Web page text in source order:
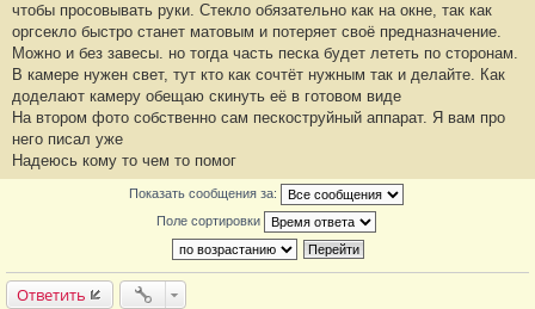
чтобы просовывать руки. Стекло обязательно как на окне, так как
оргсекло быстро станет матовым и потеряет своё предназначение.
Можно и без завесы. но тогда часть песка будет лететь по сторонам.
В камере нужен свет, тут кто как сочтёт нужным так и делайте. Как
доделают камеру обещаю скинуть её в готовом виде
На втором фото собственно сам пескоструйный аппарат. Я вам про
него писал уже
Надеюсь кому то чем то помог
Показать сообщения за:
Поле сортировки
Ответить